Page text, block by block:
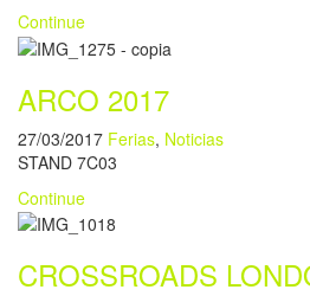
Continue
ARCO 2017
27/03/2017 Ferias, Noticias
STAND 7C03
Continue
CROSSROADS